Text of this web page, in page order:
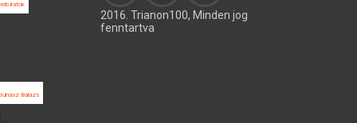
iratok
Balázs
2016. Trianon100, Minden jog
fenntartva